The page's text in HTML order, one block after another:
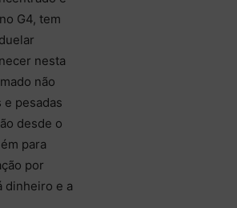
G4, tem
nesta
não
e pesadas
desde o
para
por
dinheiro e a